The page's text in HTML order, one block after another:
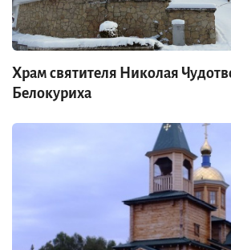
Храм святителя Николая
Белокуриха